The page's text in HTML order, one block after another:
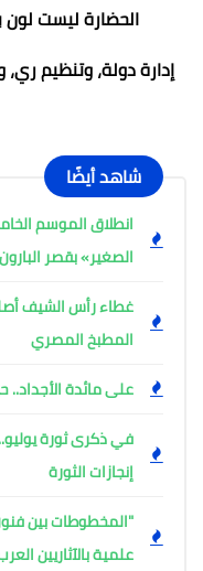
الحضارة ليست
إدارة دولة، وتنظيم
شاهد أيضًا
انطلاق الموسم
الصغير» بقصر
غطاء رأس الشيف
المطبخ المصري
على مائدة
في ذكرى ثورة
إنجازات الثورة
"المخطوطات بين
علمية بالآثاريين